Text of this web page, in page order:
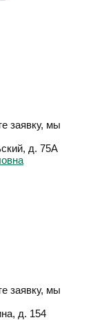
заявку, мы
д. 75А
заявку, мы
д. 154